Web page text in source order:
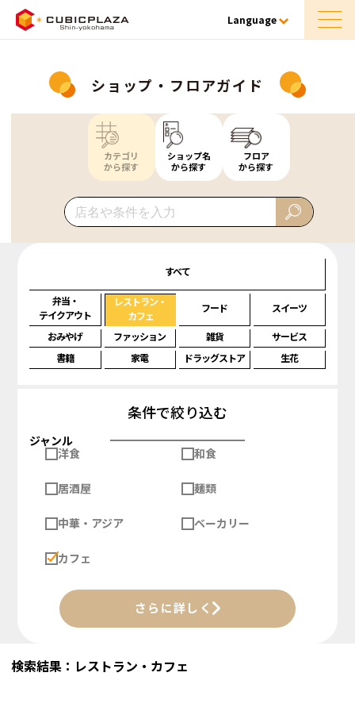
Language
ショップ・フロアガイド
カテゴリ
から探す
ショップ名
から探す
フロア
から探す
すべて
弁当・
テイクアウト
レストラン・
カフェ
フード スイーツ
おみやげ ファッション 雑貨
サービス
書籍
家電 ドラッグストア 生花
条件で絞り込む
ジャンル
洋食
和食
居酒屋 麺類
中華・アジア ベーカリー
カフェ
さらに詳しく
検索結果：レストラン・カフェ